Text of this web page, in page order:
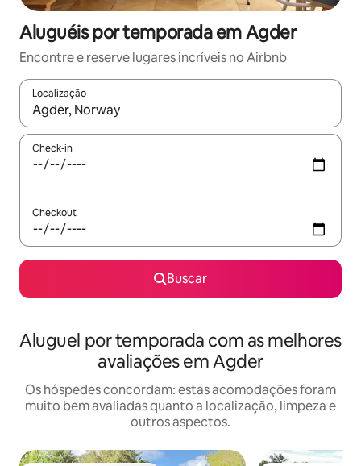
Aluguéis por temporada em Agder
Encontre e reserve lugares incríveis no Airbnb
Localização
Quando os resultados estiverem disponíveis, explore-os
Check-in
Checkout
Buscar
Aluguel por temporada com as melhores
avaliações em Agder
Os hóspedes concordam: estas acomodações foram
muito bem avaliadas quanto a localização, limpeza e
outros aspectos.